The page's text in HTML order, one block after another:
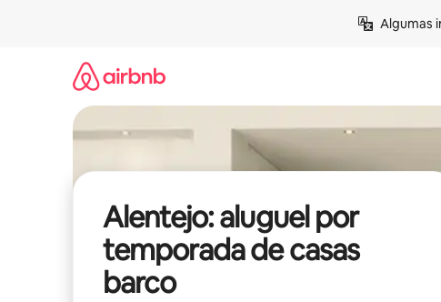
Algumas
Alentejo: aluguel por
temporada de casas
barco